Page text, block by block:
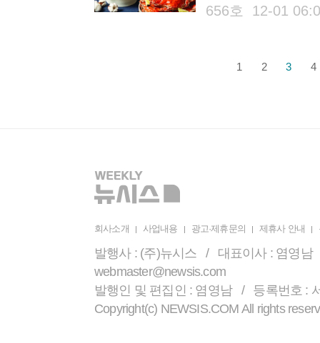
656호 12-01
1 2 3 4
회사소개 사업내용 광고·제휴문의 제휴사 안내
발행사 : (주)뉴시스 / 대표이사 : 염영
webmaster@newsis.com
발행인 및 편집인 : 염영남 / 등록번호 :
Copyright(c) NEWSIS.COM All rights